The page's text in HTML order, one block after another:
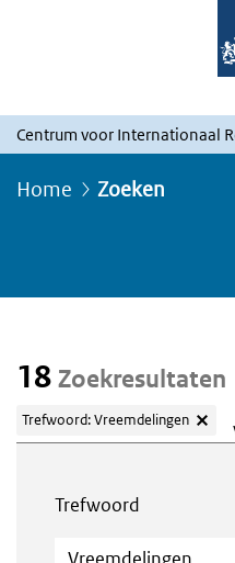
Centrum voor Internationaal
Home Zoeken
18 Zoekresultaten
Trefwoord: Vreemdelingen
Trefwoord
Trefwoord